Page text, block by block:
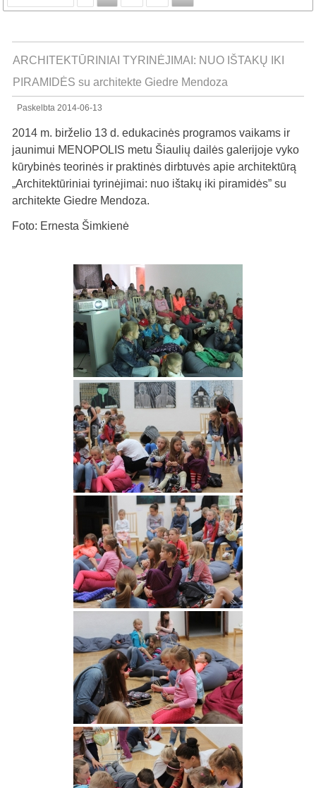
ARCHITEKTŪRINIAI TYRINĖJIMAI: NUO IŠTAKŲ IKI
PIRAMIDĖS su architekte Giedre Mendoza
Paskelbta 2014-06-13
2014 m. birželio 13 d. edukacinės programos vaikams ir
jaunimui MENOPOLIS metu Šiaulių dailės galerijoje vyko
kūrybinės teorinės ir praktinės dirbtuvės apie architektūrą
„Architektūriniai tyrinėjimai: nuo ištakų iki piramidės” su
architekte Giedre Mendoza.
Foto: Ernesta Šimkienė